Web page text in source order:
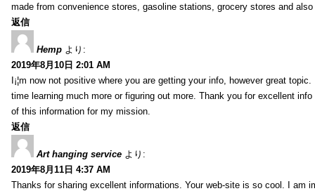
made from convenience stores, gasoline stations, grocery stores and also
返信
Hemp より:
2019年8月10日 2:01 AM
I¡¦m now not positive where you are getting your info, however great
time learning much more or figuring out more. Thank you for excellent
of this information for my mission.
返信
Art hanging service より:
2019年8月11日 4:37 AM
Thanks for sharing excellent informations. Your web-site is so cool. I am